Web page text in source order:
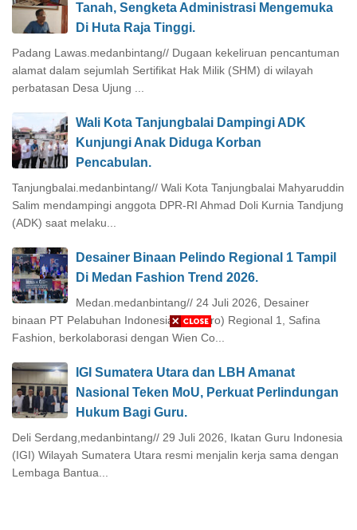
Tanah, Sengketa Administrasi Mengemuka
Di Huta Raja Tinggi.
Padang Lawas.medanbintang// Dugaan kekeliruan pencantuman
alamat dalam sejumlah Sertifikat Hak Milik (SHM) di wilayah
perbatasan Desa Ujung ...
Wali Kota Tanjungbalai Dampingi ADK
Kunjungi Anak Diduga Korban
Pencabulan.
Tanjungbalai.medanbintang// Wali Kota Tanjungbalai Mahyaruddin
Salim mendampingi anggota DPR-RI Ahmad Doli Kurnia Tandjung
(ADK) saat melaku...
Desainer Binaan Pelindo Regional 1 Tampil
Di Medan Fashion Trend 2026.
Medan.medanbintang// 24 Juli 2026, Desainer
binaan PT Pelabuhan Indonesia (Persero) Regional 1, Safina
Fashion, berkolaborasi dengan Wien Co...
IGI Sumatera Utara dan LBH Amanat
Nasional Teken MoU, Perkuat Perlindungan
Hukum Bagi Guru.
Deli Serdang,medanbintang// 29 Juli 2026, Ikatan Guru Indonesia
(IGI) Wilayah Sumatera Utara resmi menjalin kerja sama dengan
Lembaga Bantua...